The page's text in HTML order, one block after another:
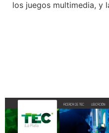
los juegos multimedia, y